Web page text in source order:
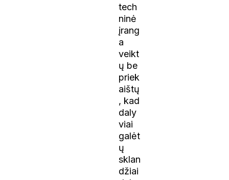
tech
ninė
įrang
a
veikt
ų be
priek
aištų
, kad
daly
viai
galėt
ų
sklan
džiai